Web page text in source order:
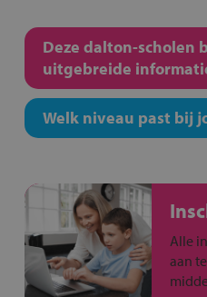
Deze dalton-scholen
uitgebreide
Welk niveau past bij
Alle
aan